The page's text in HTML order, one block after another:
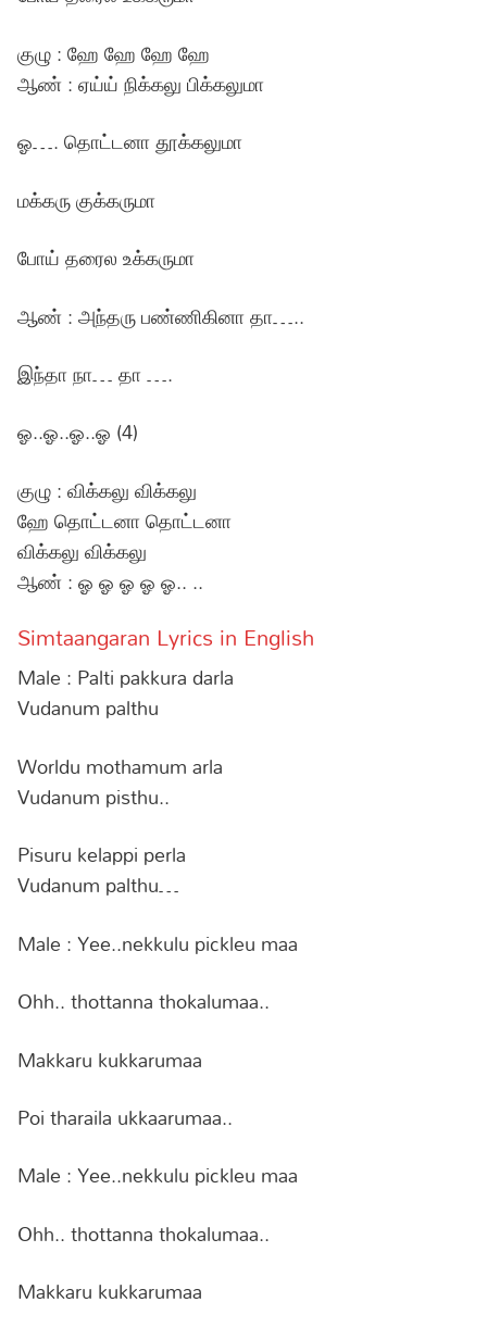
குழு : ஹே ஹே ஹே ஹே
ஆண் : ஏய்ய் நிக்கலு பிக்கலுமா
ஓ…. தொட்டனா தூக்கலுமா
மக்கரு குக்கருமா
போய் தரைல உக்கருமா
ஆண் : அந்தரு பண்ணிகினா தா…..
இந்தா நா… தா ….
ஓ..ஓ..ஓ..ஓ (4)
குழு : விக்கலு விக்கலு
ஹே தொட்டனா தொட்டனா
விக்கலு விக்கலு
ஆண் : ஓ ஓ ஓ ஓ ஓ.. ..
Simtaangaran Lyrics in English
Male : Palti pakkura darla
Vudanum palthu
Worldu mothamum arla
Vudanum pisthu..
Pisuru kelappi perla
Vudanum palthu…
Male : Yee..nekkulu pickleu maa
Ohh.. thottanna thokalumaa..
Makkaru kukkarumaa
Poi tharaila ukkaarumaa..
Male : Yee..nekkulu pickleu maa
Ohh.. thottanna thokalumaa..
Makkaru kukkarumaa